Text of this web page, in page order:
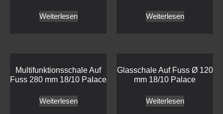
Weiterlesen Weiterlesen
Multifunktionsschale Auf
Fuss 280 mm 18/10 Palace
Weiterlesen
Glasschale Auf Fuss Ø 120
mm 18/10 Palace
Weiterlesen